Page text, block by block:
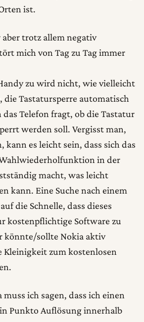
ist.
aber trotz allem negativ
mich von Tag zu Tag immer
zu wird nicht, wie vielleicht
die Tastatursperre automatisch
Telefon fragt, ob die Tastatur
werden soll. Vergisst man,
kann es leicht sein, dass sich das
in der
macht, was leicht
kann. Eine Suche nach einem
die Schnelle, dass dieses
kostenpflichtige Software zu
könnte/sollte Nokia aktiv
Kleinigkeit zum kostenlosen
ich sagen, dass ich einen
Punkto Auflösung innerhalb